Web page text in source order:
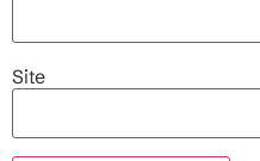
Site